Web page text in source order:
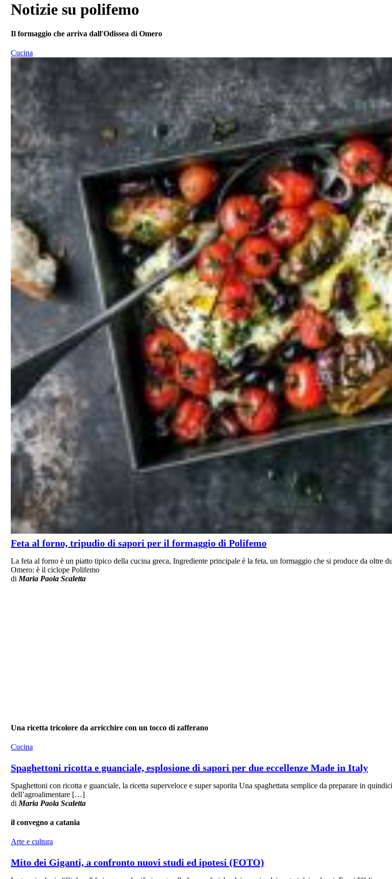
Notizie su polifemo
Il formaggio che arriva dall'Odissea di Omero
Cucina
Feta al forno, tripudio di sapori per il formaggio di Polifemo
La feta al forno è un piatto tipico della cucina greca, Ingrediente principale è la feta, un formaggio che si produce da oltre
Omero: è il ciclope Polifemo
di Maria Paola Scaletta
Una ricetta tricolore da arricchire con un tocco di zafferano
Cucina
Spaghettoni ricotta e guanciale, esplosione di sapori per due eccellenze Made in Italy
Spaghettoni con ricotta e guanciale, la ricetta superveloce e super saporita Una spaghettata semplice da preparare in
dell’agroalimentare […]
di Maria Paola Scaletta
il convegno a catania
Arte e cultura
Mito dei Giganti, a confronto nuovi studi ed ipotesi (FOTO)